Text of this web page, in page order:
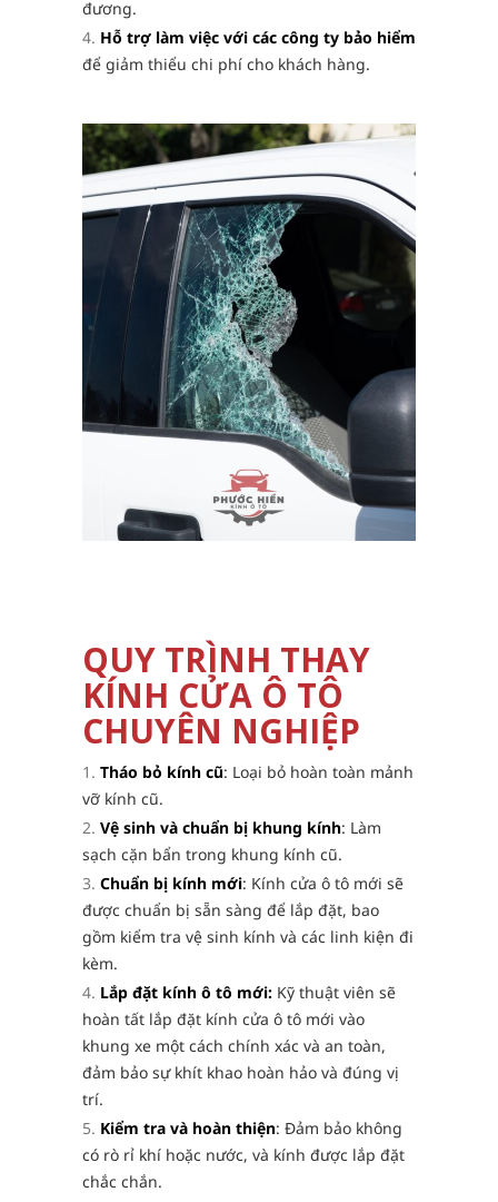
đương.
Hỗ trợ làm việc với các công ty bảo hiểm
để giảm thiểu chi phí cho khách hàng.
QUY TRÌNH THAY
KÍNH CỬA Ô TÔ
CHUYÊN NGHIỆP
Tháo bỏ kính cũ: Loại bỏ hoàn toàn mảnh
vỡ kính cũ.
Vệ sinh và chuẩn bị khung kính: Làm
sạch cặn bẩn trong khung kính cũ.
Chuẩn bị kính mới: Kính cửa ô tô mới sẽ
được chuẩn bị sẵn sàng để lắp đặt, bao
gồm kiểm tra vệ sinh kính và các linh kiện đi
kèm.
Lắp đặt kính ô tô mới: Kỹ thuật viên sẽ
hoàn tất lắp đặt kính cửa ô tô mới vào
khung xe một cách chính xác và an toàn,
đảm bảo sự khít khao hoàn hảo và đúng vị
trí.
Kiểm tra và hoàn thiện: Đảm bảo không
có rò rỉ khí hoặc nước, và kính được lắp đặt
chắc chắn.​